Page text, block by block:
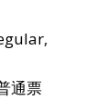
通票